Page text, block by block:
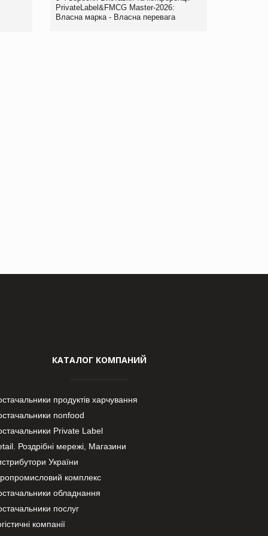
PrivateLabel&FMCG Master-2026:
Власна марка - Власна перевага
КАТАЛОГ КОМПАНИЙ
продуктів харчування
nonfood
Private Label
Роздрібні мережі, Магазини
України
комплекс
обладнання
послуг
компанії